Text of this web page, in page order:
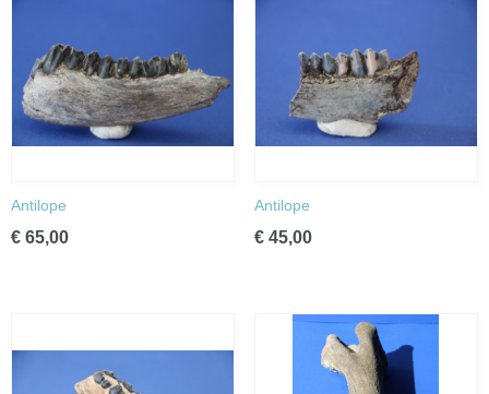
Antilope
€ 65,00
Antilope
€ 45,00